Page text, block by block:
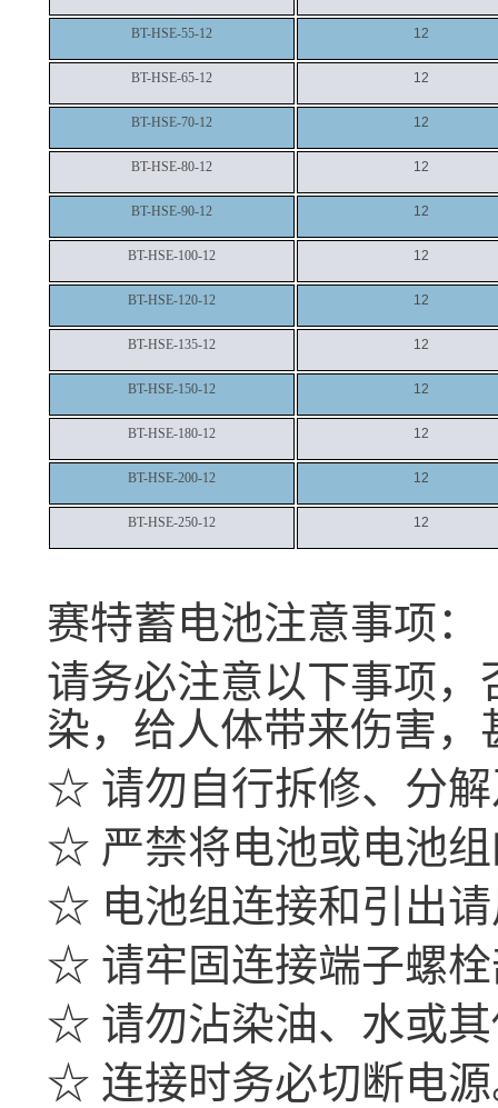
BT-HSE-55-12 12
BT-HSE-65-12 12
BT-HSE-70-12 12
BT-HSE-80-12 12
BT-HSE-90-12 12
BT-HSE-100-12 12
BT-HSE-120-12 12
BT-HSE-135-12 12
BT-HSE-150-12 12
BT-HSE-180-12 12
BT-HSE-200-12 12
BT-HSE-250-12 12
赛特蓄电池注意事项：
请务必注意以下事项
染，给人体带来伤害
☆ 请勿自行拆修、分
☆ 严禁将电池或电池
☆ 电池组连接和引出
☆ 请牢固连接端子螺
☆ 请勿沾染油、水或
☆ 连接时务必切断电